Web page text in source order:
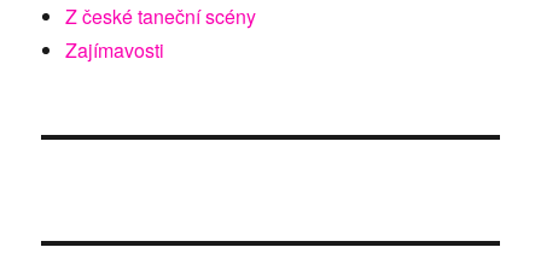
Z české taneční scény
Zajímavosti